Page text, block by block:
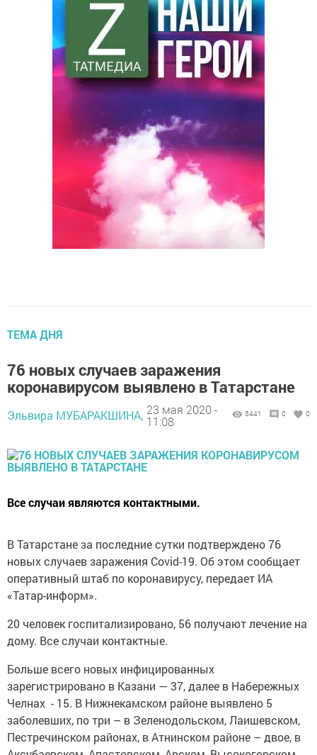
ТЕМА ДНЯ
76 новых случаев заражения
коронавирусом выявлено в Татарстане
Эльвира МУБАРАКШИНА, 23 мая 2020 -
11:08
5441 0 0
Все случаи являются контактными.
В Татарстане за последние сутки подтверждено 76
новых случаев заражения Covid-19. Об этом сообщает
оперативный штаб по коронавирусу, передает ИА
«Татар-информ».
20 человек госпитализировано, 56 получают лечение на
дому. Все случаи контактные.
Больше всего новых инфицированных
зарегистрировано в Казани — 37, далее в Набережных
Челнах - 15. В Нижнекамском районе выявлено 5
заболевших, по три – в Зеленодольском, Лаишевском,
Пестречинском районах, в Атнинском районе – двое, в